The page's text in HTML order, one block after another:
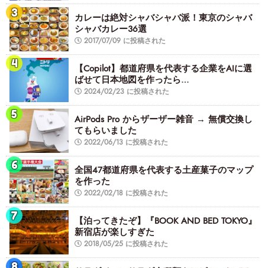
カレーは絶対シャバシャバ派！東京のシャバ
シャバカレー36選
2017/07/09 に投稿された
【Copilot】都道府県を代表する企業をAIに選
ばせて日本地図を作ったら…
2024/02/23 に投稿された
AirPods Pro からザーザー雑音 → 無償交換し
てもらいました
2022/06/13 に投稿された
全国47都道府県を代表する土産菓子のマップ
を作った
2022/02/18 に投稿された
【泊ってきたぞ】『BOOK AND BED TOKYO』
新宿店が楽しすぎた
2018/05/25 に投稿された